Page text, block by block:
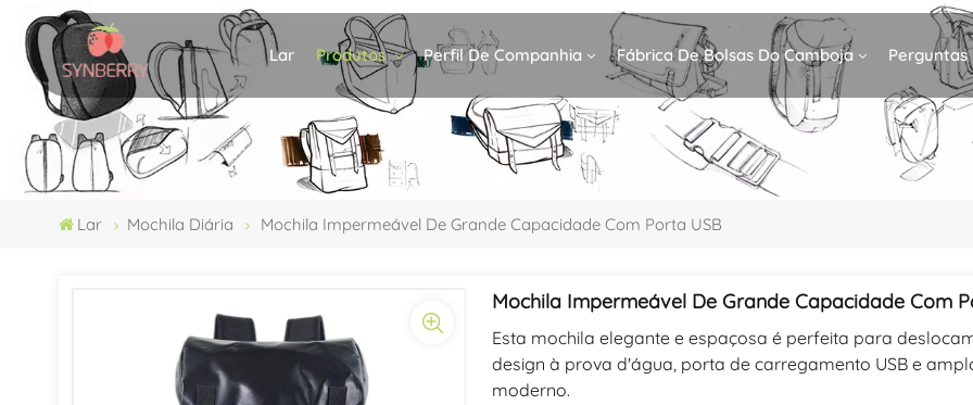
Lar Produtos Perfil De Companhia Fábrica De Bolsas Do Camboja Perguntas
Lar Mochila Diária Mochila Impermeável De Grande Capacidade Com Porta USB
Mochila Impermeável De Grande Capacidade Com
Esta mochila elegante e espaçosa é perfeita para
design à prova d'água, porta de carregamento USB e
moderno.